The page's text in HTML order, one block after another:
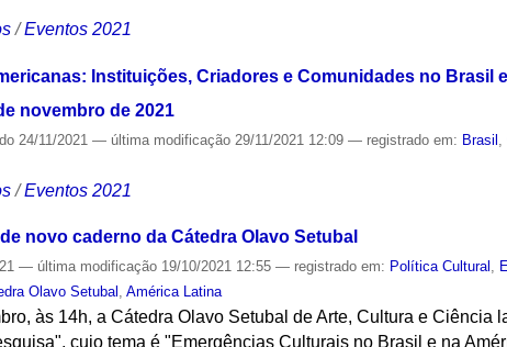
/Eventos 2021
Instituições, Criadores e Comunidades no Brasil
novembro de 2021
24/11/2021— última modificação 29/11/2021 12:09— registrado em: Brasil ,
/Eventos 2021
novo caderno da Cátedra Olavo Setubal
— última modificação 19/10/2021 12:55— registrado em: Política Cultural ,
Olavo Setubal ,América Latina
às 14h, a Cátedra Olavo Setubal de Arte, Cultura e Ciência
cujo tema é "Emergências Culturais no Brasil e na